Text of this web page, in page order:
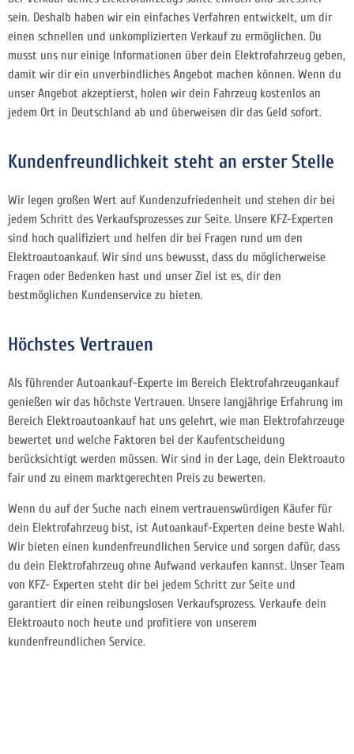
sein. Deshalb haben wir ein einfaches Verfahren entwickelt, um dir
einen schnellen und unkomplizierten Verkauf zu ermöglichen. Du
musst uns nur einige Informationen über dein Elektrofahrzeug geben,
damit wir dir ein unverbindliches Angebot machen können. Wenn du
unser Angebot akzeptierst, holen wir dein Fahrzeug kostenlos an
jedem Ort in Deutschland ab und überweisen dir das Geld sofort.
Kundenfreundlichkeit steht an erster Stelle
Wir legen großen Wert auf Kundenzufriedenheit und stehen dir bei
jedem Schritt des Verkaufsprozesses zur Seite. Unsere KFZ-Experten
sind hoch qualifiziert und helfen dir bei Fragen rund um den
Elektroautoankauf. Wir sind uns bewusst, dass du möglicherweise
Fragen oder Bedenken hast und unser Ziel ist es, dir den
bestmöglichen Kundenservice zu bieten.
Höchstes Vertrauen
Als führender Autoankauf-Experte im Bereich Elektrofahrzeugankauf
genießen wir das höchste Vertrauen. Unsere langjährige Erfahrung im
Bereich Elektroautoankauf hat uns gelehrt, wie man Elektrofahrzeuge
bewertet und welche Faktoren bei der Kaufentscheidung
berücksichtigt werden müssen. Wir sind in der Lage, dein Elektroauto
fair und zu einem marktgerechten Preis zu bewerten.
Wenn du auf der Suche nach einem vertrauenswürdigen Käufer für
dein Elektrofahrzeug bist, ist Autoankauf-Experten deine beste Wahl.
Wir bieten einen kundenfreundlichen Service und sorgen dafür, dass
du dein Elektrofahrzeug ohne Aufwand verkaufen kannst. Unser Team
von KFZ- Experten steht dir bei jedem Schritt zur Seite und
garantiert dir einen reibungslosen Verkaufsprozess. Verkaufe dein
Elektroauto noch heute und profitiere von unserem
kundenfreundlichen Service.